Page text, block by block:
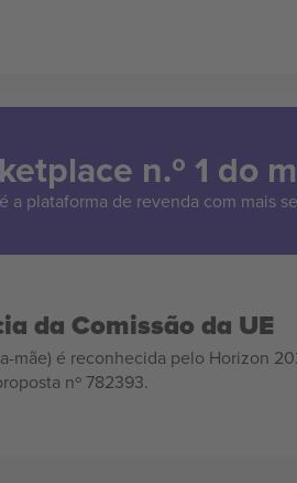
n.º 1 do
a plataforma de revenda com mais
da Comissão da UE
mãe) é reconhecida pelo Horizon
nº 782393.